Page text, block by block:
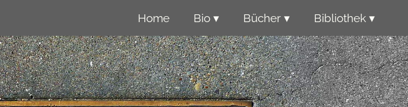
Home Bio ▾ Bücher ▾ Bibliothek ▾